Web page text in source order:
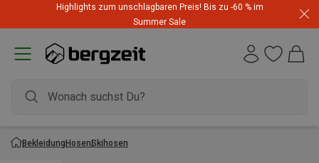
Highlights zum unschlagbaren Preis! Bis zu -60 % im
Summer Sale
BekleidungHosenSkihosen